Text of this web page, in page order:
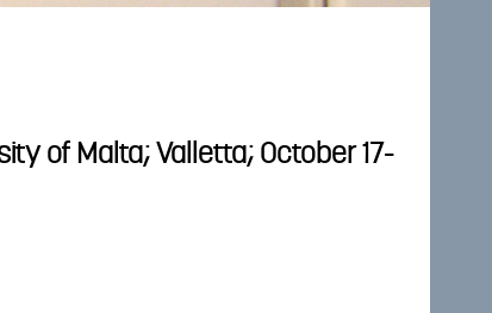
of Malta; Valletta; October 17-